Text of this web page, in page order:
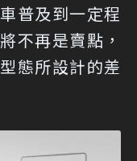
普及到一定程
不再是賣點，
態所設計的差